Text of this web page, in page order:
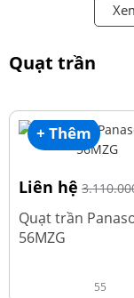
Quạt trần
+ Thêm
Liên hệ
Quạt trần
56MZG
55